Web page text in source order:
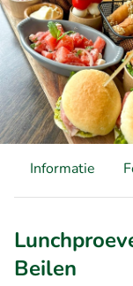
Informatie
Beilen